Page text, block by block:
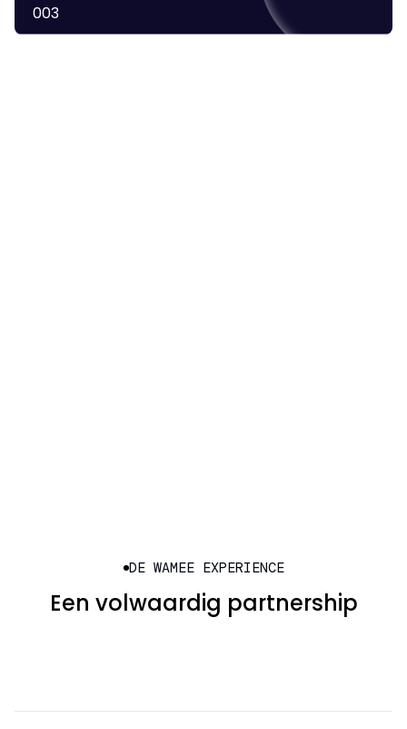
003
DE WAMEE EXPERIENCE
Een volwaardig partnership